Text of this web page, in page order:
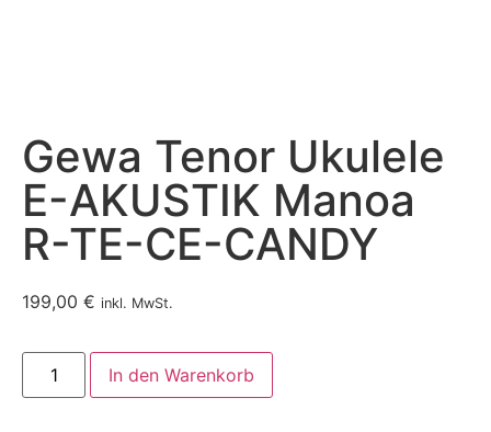
Gewa Tenor Ukulele
E-AKUSTIK Manoa
R-TE-CE-CANDY
199,00 € inkl. MwSt.
In den Warenkorb